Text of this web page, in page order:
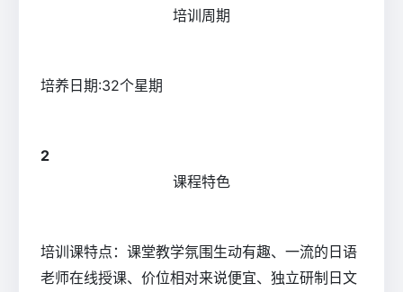
培训周期
培养日期:32个星期
2
课程特色
培训课特点：课堂教学氛围生动有趣、一流的日语
老师在线授课、价位相对来说便宜、独立研制日文